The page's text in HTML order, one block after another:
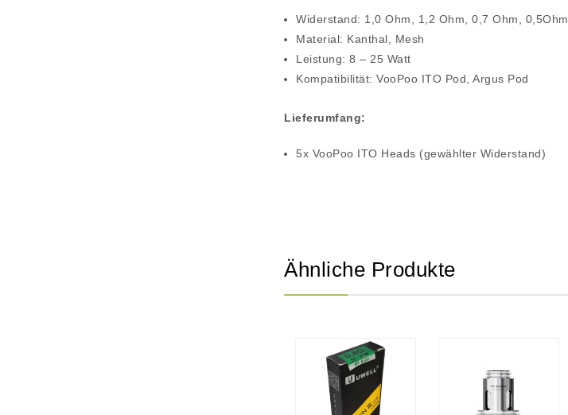
Widerstand: 1,0 Ohm, 1,2 Ohm, 0,7 Ohm, 0,5Ohm
Material: Kanthal, Mesh
Leistung: 8 – 25 Watt
Kompatibilität: VooPoo ITO Pod, Argus Pod
Lieferumfang:
5x VooPoo ITO Heads (gewählter Widerstand)
Ähnliche Produkte